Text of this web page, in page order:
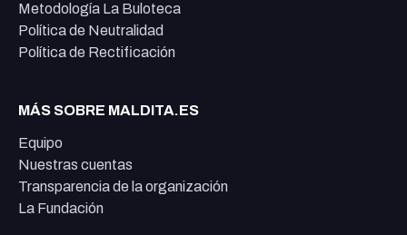
Metodología La Buloteca
Política de Neutralidad
Política de Rectificación
MÁS SOBRE MALDITA.ES
Equipo
Nuestras cuentas
Transparencia de la organización
La Fundación